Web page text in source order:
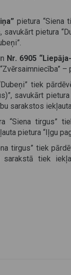
pietura “Siena
pietura
Nr. 6905
–
tiek
savukārt
sarakstos
“Siena tirgus”
pietura “Iļgu
tirgus” tiek
tiek